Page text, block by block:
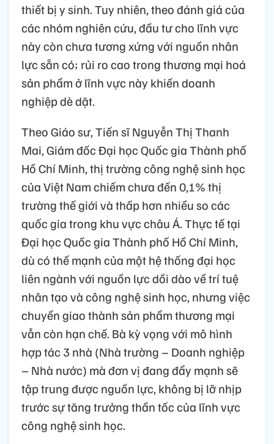
thiết bị y sinh. Tuy nhiên, theo đánh giá của
các nhóm nghiên cứu, đầu tư cho lĩnh vực
này còn chưa tương xứng với nguồn nhân
lực sẵn có; rủi ro cao trong thương mại hoá
sản phẩm ở lĩnh vực này khiến doanh
nghiệp dè dặt.
Theo Giáo sư, Tiến sĩ Nguyễn Thị Thanh
Mai, Giám đốc Đại học Quốc gia Thành phố
Hồ Chí Minh, thị trường công nghệ sinh học
của Việt Nam chiếm chưa đến 0,1% thị
trường thế giới và thấp hơn nhiều so các
quốc gia trong khu vực châu Á. Thực tế tại
Đại học Quốc gia Thành phố Hồ Chí Minh,
dù có thế mạnh của một hệ thống đại học
liên ngành với nguồn lực dồi dào về trí tuệ
nhân tạo và công nghệ sinh học, nhưng việc
chuyển giao thành sản phẩm thương mại
vẫn còn hạn chế. Bà kỳ vọng với mô hình
hợp tác 3 nhà (Nhà trường – Doanh nghiệp
– Nhà nước) mà đơn vị đang đẩy mạnh sẽ
tập trung được nguồn lực, không bị lỡ nhịp
trước sự tăng trưởng thần tốc của lĩnh vực
công nghệ sinh học.